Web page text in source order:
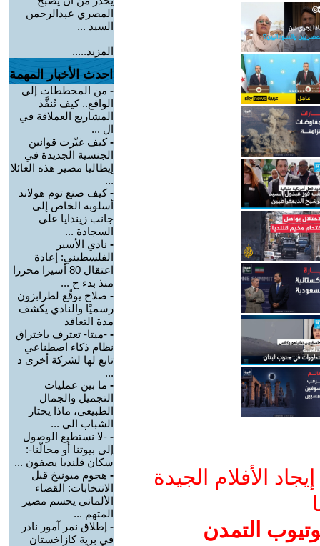
الأفلام الجيدة
التمدن
المصري عبدالرحمن
السيد ...
المزيد.....
احدث الأخبار المهمة
- من المخططات إلى
الواقع.. كيف تُنفَّذ
المشاريع العملاقة في
ال ...
-كيف غيّرت قوانين
الجنسية الجديدة في
إيطاليا مصير هذه العائلا
...
-كيف صنع توم هولاند
أسلوبه الخاص إلى
جانب زيندايا على
السجادة ...
- نادي الأسير
الفلسطيني: إعادة
اعتقال 80 أسيرا محررا
منذ بدء ح ...
- صلاح يوقّع لطرابزون
رسميًا والنادي يكشف
مدة التعاقد
- -ميتا- تعترف باختراق
نظام ذكاء اصطناعي
تابع لها لشركة أخرى د
...
- ما بين عمليات
التجميل والجمال
الطبيعي، ماذا يختار
الشباب الي ...
- -لا نستطيع الوصول
إلى بيوتنا أو محالّنا-:
سكان قلنديا يصفون ...
- هجوم ميونيخ قبل
الانتخابات: القضاء
الألماني يحسم مصير
المتهم ...
- إطلاق نمر آمور نادر
في برية كازاخستان